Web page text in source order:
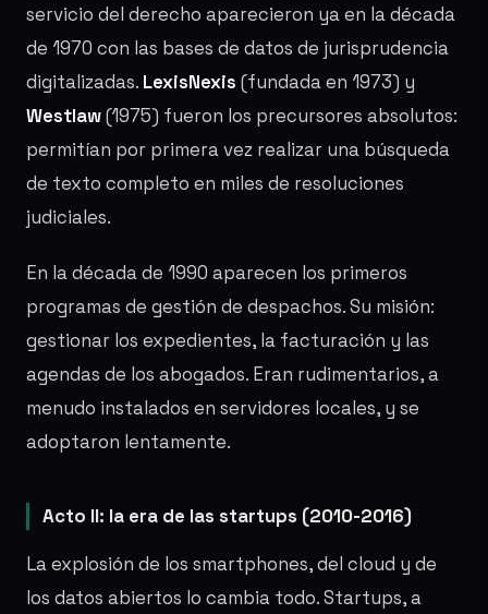
servicio del derecho aparecieron ya en la década
de 1970 con las bases de datos de jurisprudencia
digitalizadas. LexisNexis (fundada en 1973) y
Westlaw(1975) fueron los precursores absolutos:
permitían por primera vez realizar una búsqueda
de texto completo en miles de resoluciones
judiciales.
En la década de 1990 aparecen los primeros
programas de gestión de despachos. Su misión:
gestionar los expedientes, la facturación y las
agendas de los abogados. Eran rudimentarios, a
menudo instalados en servidores locales, y se
adoptaron lentamente.
Acto II: la era de las startups (2010-2016)
La explosión de los smartphones, del cloud y de
los datos abiertos lo cambia todo. Startups, a